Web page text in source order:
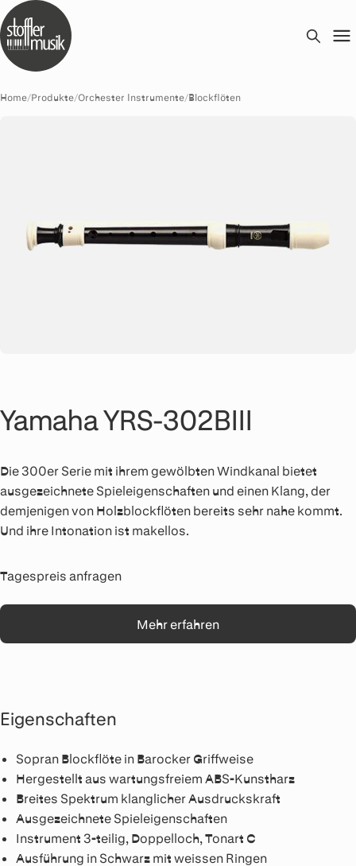
Home/Produkte/Orchester Instrumente/Blockflöten
Yamaha YRS-302BIII
Die 300er Serie mit ihrem gewölbten Windkanal bietet
ausgezeichnete Spieleigenschaften und einen Klang, der
demjenigen von Holzblockflöten bereits sehr nahe kommt.
Und ihre Intonation ist makellos.
Tagespreis anfragen
Mehr erfahren
Eigenschaften
Sopran Blockflöte in Barocker Griffweise
Hergestellt aus wartungsfreiem ABS-Kunstharz
Breites Spektrum klanglicher Ausdruckskraft
Ausgezeichnete Spieleigenschaften
Instrument 3-teilig, Doppelloch, Tonart C
Ausführung in Schwarz mit weissen Ringen